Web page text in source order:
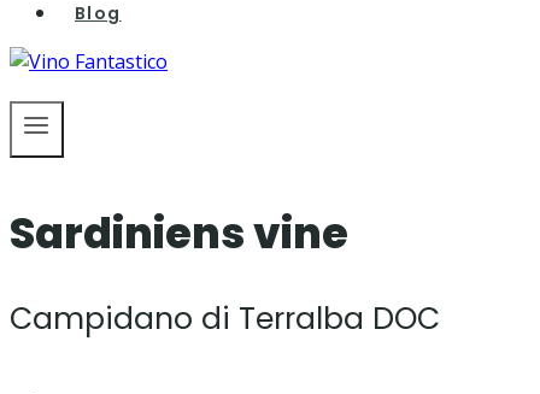
Blog
Sardiniens vine
Campidano di Terralba DOC